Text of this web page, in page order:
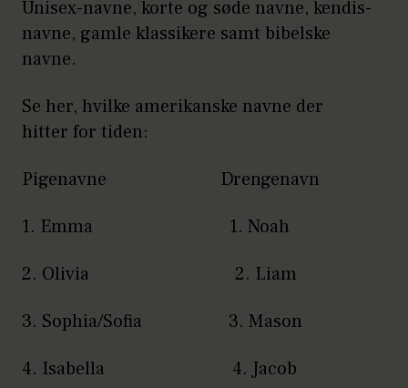
Unisex-navne, korte og søde navne, kendis-
navne, gamle klassikere samt bibelske
navne.
Se her, hvilke amerikanske navne der
hitter for tiden:
Pigenavne Drengenavn
1. Emma 1. Noah
2. Olivia 2. Liam
3. Sophia/Sofia 3. Mason
4. Isabella 4. Jacob